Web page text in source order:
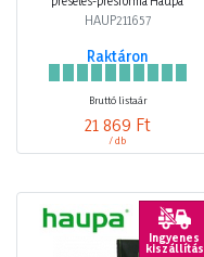
HAUP211657
Raktáron
Bruttó listaár
21 869 Ft
/ db
Ingyenes
kiszállítás